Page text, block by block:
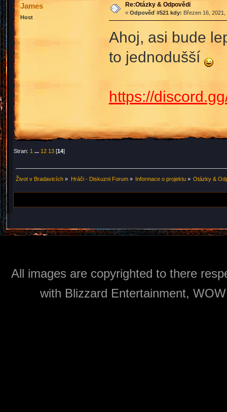
James
Host
Re:Otázky & Odpovědi
« Odpověď #521 kdy: Březen 16,
Ahoj, asi bude
to jednodušší
https://
Stran: 1 ... 12 13 [14]
Život v Bradavicích » Hráči - Diskuzni Forum» Informace o projektu» Otázky &
All images are copyrighted to there
with Blizzard Entertainment,